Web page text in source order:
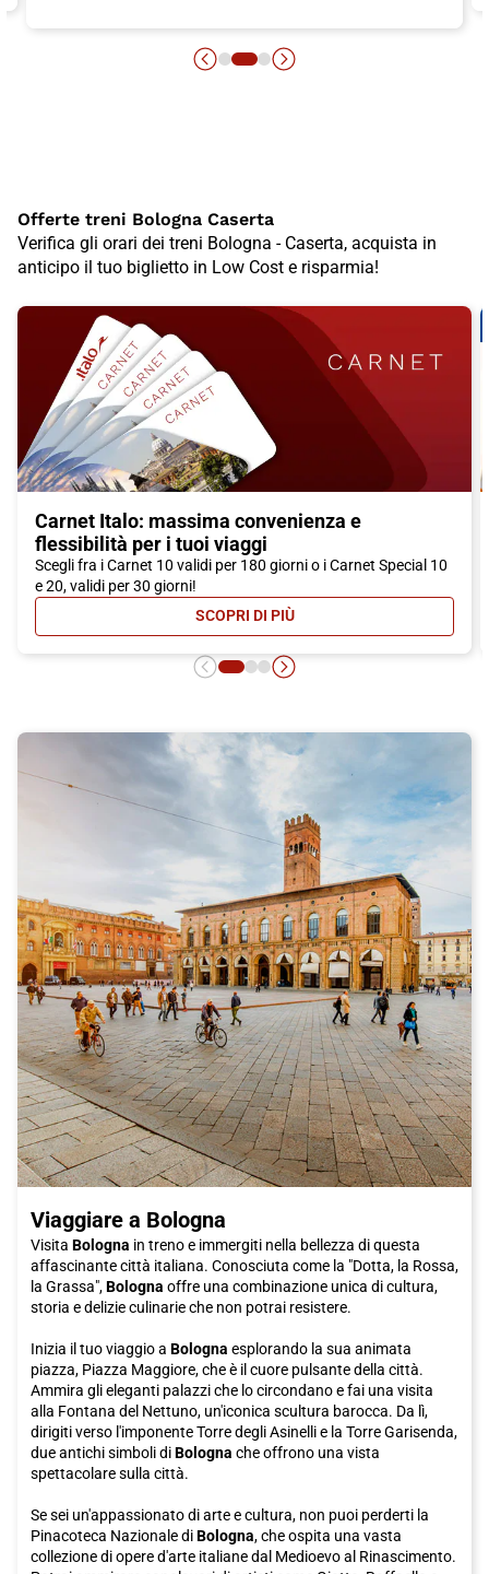
Offerte treni Bologna Caserta
Verifica gli orari dei treni Bologna - Caserta, acquista in
anticipo il tuo biglietto in Low Cost e risparmia!
Carnet Italo: massima convenienza e
flessibilità per i tuoi viaggi
Scegli fra i Carnet 10 validi per 180 giorni o i Carnet Special 10
e 20, validi per 30 giorni!
SCOPRI DI PIÙ- CARNET ITALO: MASSIMA
Viaggiare a Bologna
Visita Bologna in treno e immergiti nella bellezza di questa
affascinante città italiana. Conosciuta come la "Dotta, la Rossa,
la Grassa",Bologna offre una combinazione unica di cultura,
storia e delizie culinarie che non potrai resistere.
Inizia il tuo viaggio a Bologna esplorando la sua animata
piazza, Piazza Maggiore, che è il cuore pulsante della città.
Ammira gli eleganti palazzi che lo circondano e fai una visita
alla Fontana del Nettuno, un'iconica scultura barocca. Da lì,
dirigiti verso l'imponente Torre degli Asinelli e la Torre Garisenda,
due antichi simboli diBologna che offrono una vista
spettacolare sulla città.
Se sei un'appassionato di arte e cultura, non puoi perderti la
Pinacoteca Nazionale diBologna, che ospita una vasta
collezione di opere d'arte italiane dal Medioevo al Rinascimento.